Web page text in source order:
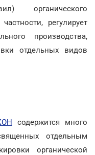
органического
регулирует
производства,
отдельных видов
содержится много
отдельным
органической